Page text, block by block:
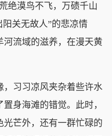
绝漠鸟不飞，万碛千山
关无故人”的悲凉情
流域的滋养，在漫天黄
习习凉风夹杂着些许水
身海滩的错觉。此时，
光芒外，还有一群忙碌的